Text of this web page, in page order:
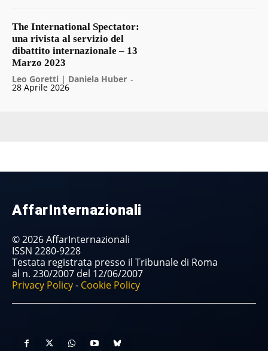
The International Spectator:
una rivista al servizio del
dibattito internazionale – 13
Marzo 2023
Leo Goretti | Daniela Huber -
28 Aprile 2026
AffarInternazionali
© 2026 AffarInternazionali
ISSN 2280-9228
Testata registrata presso il Tribunale di Roma
al n. 230/2007 del 12/06/2007
Privacy Policy- Cookie Policy